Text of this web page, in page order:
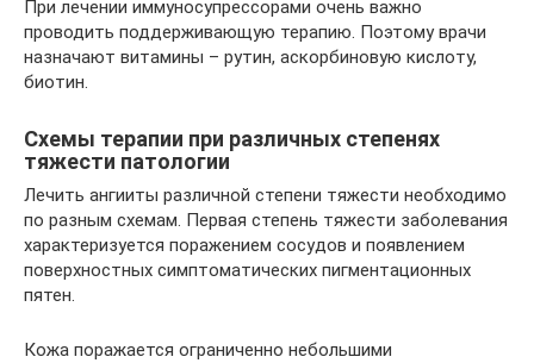
При лечении иммуносупрессорами очень важно
проводить поддерживающую терапию. Поэтому врачи
назначают витамины – рутин, аскорбиновую кислоту,
биотин.
Схемы терапии при различных степенях
тяжести патологии
Лечить ангииты различной степени тяжести необходимо
по разным схемам. Первая степень тяжести заболевания
характеризуется поражением сосудов и появлением
поверхностных симптоматических пигментационных
пятен.
Кожа поражается ограниченно небольшими